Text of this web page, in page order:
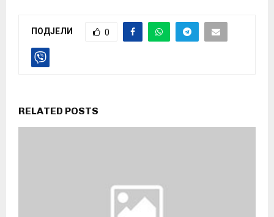
ПОДЈЕЛИ 0
RELATED POSTS